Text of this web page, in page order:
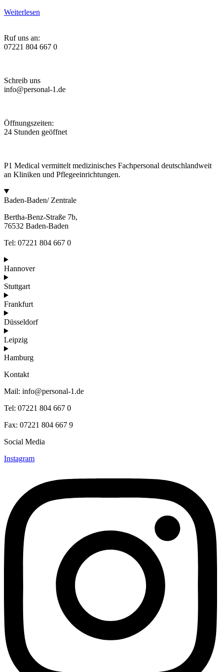
Weiterlesen
Ruf uns an:
07221 804 667 0
Schreib uns
info@personal-1.de
Öffnungszeiten:
24 Stunden geöffnet
P1 Medical vermittelt medizinisches Fachpersonal deutschlandweit
an Kliniken und Pflegeeinrichtungen.
Baden-Baden/ Zentrale
Bertha-Benz-Straße 7b,
76532 Baden-Baden
Tel: 07221 804 667 0
Hannover
Stuttgart
Frankfurt
Düsseldorf
Leipzig
Hamburg
Kontakt
Mail: info@personal-1.de
Tel: 07221 804 667 0
Fax: 07221 804 667 9
Social Media
Instagram